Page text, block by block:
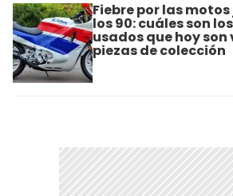
Fiebre por las
los 90: cuáles son
usados que hoy
piezas de colección